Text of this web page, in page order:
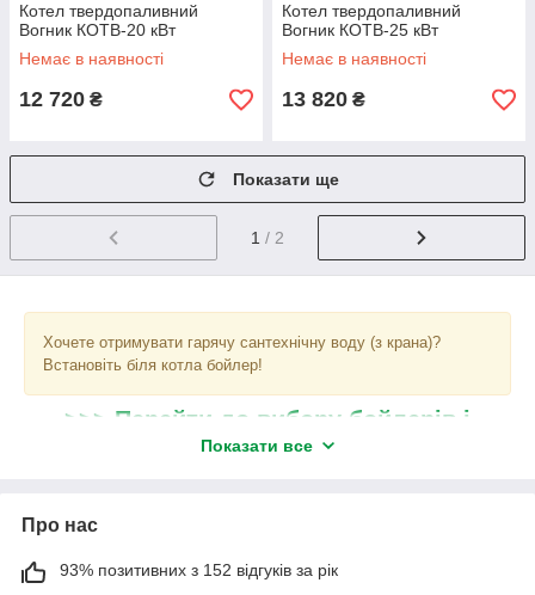
Котел твердопаливний
Вогник КОТВ-20 кВт
Немає в наявності
12 720 ₴
Котел твердопаливний
Вогник КОТВ-25 кВт
Немає в наявності
13 820 ₴
Показати ще
1 / 2
Хочете отримувати гарячу сантехнічну воду (з крана)?
Встановіть біля котла бойлер!
>>> Перейти до вибору бойлерів і
теплоакумуляторов <<<
Показати все
Про нас
93% позитивних з 152 відгуків за рік